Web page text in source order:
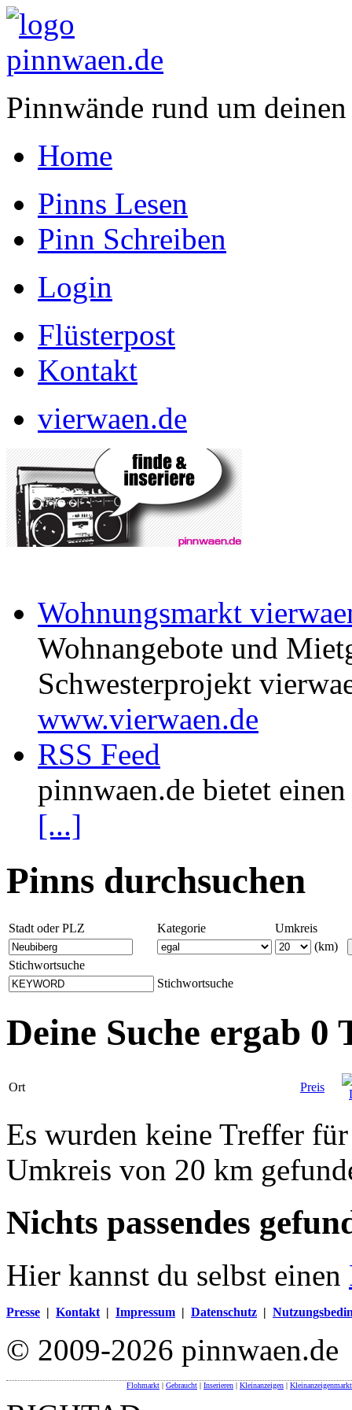
Pinnwände rund um
Home
Pinns Lesen
Pinn Schreiben
Login
Flüsterpost
Kontakt
vierwaen.de
Wohnungsmarkt
Wohnangebote und
Schwesterprojekt
www.vierwaen.de
RSS Feed
pinnwaen.de bietet
[...]
Pinns durchsuchen
Stadt oder PLZ Kategorie
Umkreis
(km)
Stichwortsuche
Stichwortsuche
Deine Suche ergab 0
Ort Preis
Es wurden keine Treffer
Umkreis von 20 km
Nichts passendes
Hier kannst du selbst einen
Presse | Kontakt | Impressum | Datenschutz |
© 2009-2026 pinnwaen.de
Flohmarkt | Gebraucht | Inserieren | Kleinanzeigen | Kleinanzeigenmarkt